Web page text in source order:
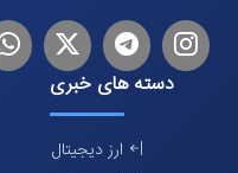
اینستاگرام
تلگرام توییتر
دسته های خبری
ارز دیجیتال